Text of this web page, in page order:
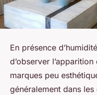
En présence
d’observer
marques peu
généralement dans